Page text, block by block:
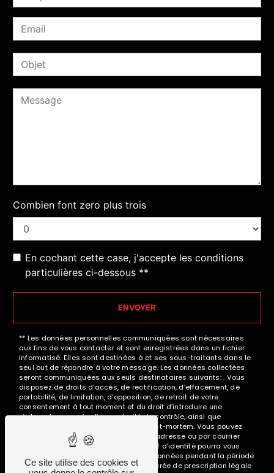
Combien font zero plus trois
En cochant cette case, j'accepte les conditions
particulières ci-dessous **
ENVOYER
** Les données personnelles communiquées sont nécessaires
aux fins de vous contacter et sont enregistrées dans un fichier
informatisé. Elles sont destinées à et ses sous-traitants dans le
seul but de répondre à votre message. Les données collectées
seront communiquées aux seuls destinataires suivants: . Vous
disposez de droits d’accès, de rectification, d’effacement, de
portabilité, de limitation, d’opposition, de retrait de votre
consentement à tout moment et du droit d’introduire une
réclamation auprès d’une autorité de contrôle, ainsi que
d’organiser le sort de vos données post-mortem. Vous pouvez
exercer ces droits par voie postale à l'adresse ou par courrier
électronique à l'adresse . Un justificatif d'identité pourra vous
être demandé. Nous conservons vos données pendant la période
de prise de contact puis pendant la durée de prescription légale
Ce site utilise des cookies et